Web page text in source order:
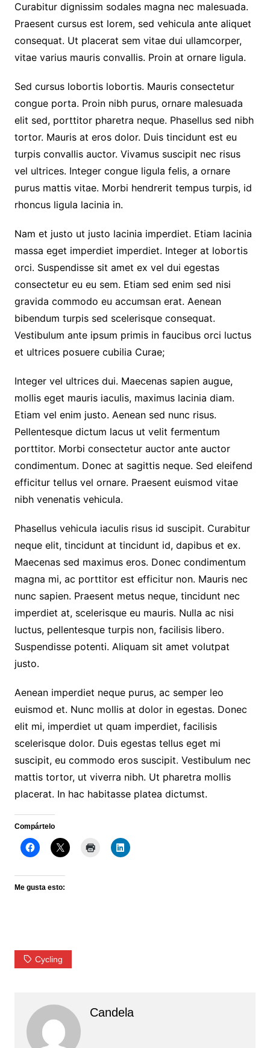
Curabitur dignissim sodales magna nec malesuada.
Praesent cursus est lorem, sed vehicula ante aliquet
consequat. Ut placerat sem vitae dui ullamcorper,
vitae varius mauris convallis. Proin at ornare ligula.
Sed cursus lobortis lobortis. Mauris consectetur
congue porta. Proin nibh purus, ornare malesuada
elit sed, porttitor pharetra neque. Phasellus sed nibh
tortor. Mauris at eros dolor. Duis tincidunt est eu
turpis convallis auctor. Vivamus suscipit nec risus
vel ultrices. Integer congue ligula felis, a ornare
purus mattis vitae. Morbi hendrerit tempus turpis, id
rhoncus ligula lacinia in.
Nam et justo ut justo lacinia imperdiet. Etiam lacinia
massa eget imperdiet imperdiet. Integer at lobortis
orci. Suspendisse sit amet ex vel dui egestas
consectetur eu eu sem. Etiam sed enim sed nisi
gravida commodo eu accumsan erat. Aenean
bibendum turpis sed scelerisque consequat.
Vestibulum ante ipsum primis in faucibus orci luctus
et ultrices posuere cubilia Curae;
Integer vel ultrices dui. Maecenas sapien augue,
mollis eget mauris iaculis, maximus lacinia diam.
Etiam vel enim justo. Aenean sed nunc risus.
Pellentesque dictum lacus ut velit fermentum
porttitor. Morbi consectetur auctor ante auctor
condimentum. Donec at sagittis neque. Sed eleifend
efficitur tellus vel ornare. Praesent euismod vitae
nibh venenatis vehicula.
Phasellus vehicula iaculis risus id suscipit. Curabitur
neque elit, tincidunt at tincidunt id, dapibus et ex.
Maecenas sed maximus eros. Donec condimentum
magna mi, ac porttitor est efficitur non. Mauris nec
nunc sapien. Praesent metus neque, tincidunt nec
imperdiet at, scelerisque eu mauris. Nulla ac nisi
luctus, pellentesque turpis non, facilisis libero.
Suspendisse potenti. Aliquam sit amet volutpat
justo.
Aenean imperdiet neque purus, ac semper leo
euismod et. Nunc mollis at dolor in egestas. Donec
elit mi, imperdiet ut quam imperdiet, facilisis
scelerisque dolor. Duis egestas tellus eget mi
suscipit, eu commodo eros suscipit. Vestibulum nec
mattis tortor, ut viverra nibh. Ut pharetra mollis
placerat. In hac habitasse platea dictumst.
Compártelo
Me gusta esto:
Cycling
Candela